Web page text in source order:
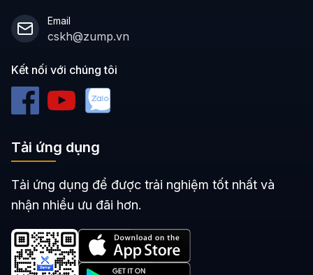
Email
cskh@zump.vn
Kết nối với chúng tôi
Tải ứng dụng
Tải ứng dụng để được trải nghiệm tốt nhất và
nhận nhiều ưu đãi hơn.